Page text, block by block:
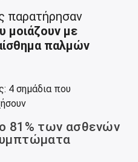
παρατήρησαν
με
παλμών
81% των ασθενών